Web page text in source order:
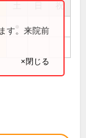
祝
す。来院前
×閉じる